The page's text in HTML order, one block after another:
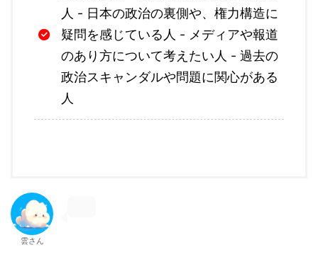
人 - 日本の政治の裏側や、権力構造に
疑問を感じている人 - メディアや報道
のあり方について考えたい人 - 過去の
政治スキャンダルや問題に関心がある
人
雲さん